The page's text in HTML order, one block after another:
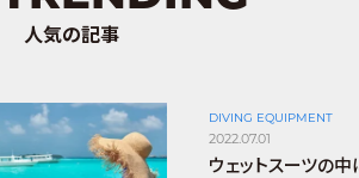
人気の記事
DIVING EQUIPMENT
2022.07.01
ウェットスーツの